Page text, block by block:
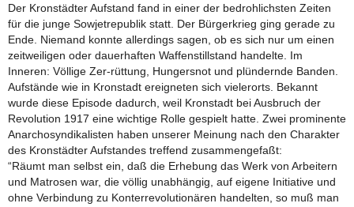
Der Kronstädter Aufstand fand in einer der bedrohlichsten Zeiten
für die junge Sowjetrepublik statt. Der Bürgerkrieg ging gerade zu
Ende. Niemand konnte allerdings sagen, ob es sich nur um einen
zeitweiligen oder dauerhaften Waffenstillstand handelte. Im
Inneren: Völlige Zer-rüttung, Hungersnot und plündernde Banden.
Aufstände wie in Kronstadt ereigneten sich vielerorts. Bekannt
wurde diese Episode dadurch, weil Kronstadt bei Ausbruch der
Revolution 1917 eine wichtige Rolle gespielt hatte. Zwei prominente
Anarchosyndikalisten haben unserer Meinung nach den Charakter
des Kronstädter Aufstandes treffend zusammengefaßt:
“Räumt man selbst ein, daß die Erhebung das Werk von Arbeitern
und Matrosen war, die völlig unabhängig, auf eigene Initiative und
ohne Verbindung zu Konterrevolutionären handelten, so muß man